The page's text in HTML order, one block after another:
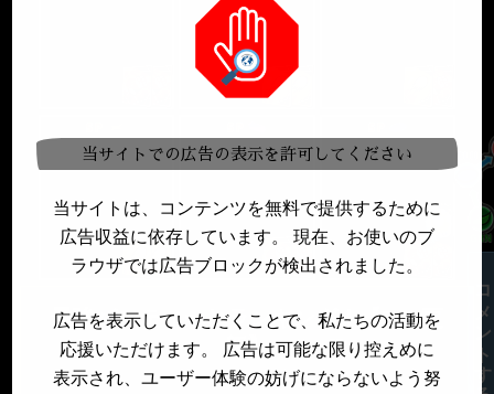
最強パーティーとランキング！【7/29更
新】
当サイトでの広告の表示を許可してください
当サイトは、コンテンツを無料で提供するために
広告収益に依存しています。 現在、お使いのブ
ラウザでは広告ブロックが検出されました。
広告を表示していただくことで、私たちの活動を
応援いただけます。 広告は可能な限り控えめに
表示され、ユーザー体験の妨げにならないよう努
コメントする